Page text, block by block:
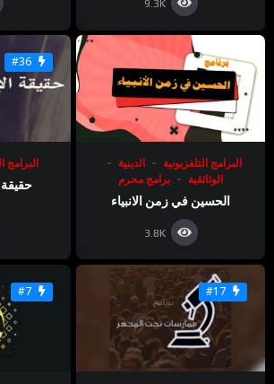
9.3K
البرامج التلفزيونية
الدينية
الوثائقية
برامج محرم
الحسين في زمن الانبياء
3.8K
#36
البرامج
حقيقة
#17
#7